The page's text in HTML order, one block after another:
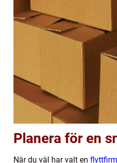
Planera för en
När du väl har valt en